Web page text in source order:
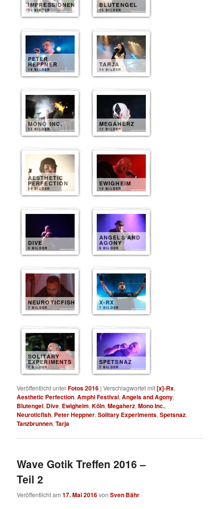
IMPRESSIONEN
15 BILDER
BLUTENGEL
15 BILDER
PETER
HEPPNER
14 BILDER
TARJA
14 BILDER
MONO INC.
12 BILDER
MEGAHERZ
11 BILDER
AESTHETIC
PERFECTION
10 BILDER
EWIGHEIM
10 BILDER
DIVE
8 BILDER
ANGELS AND
AGONY
8 BILDER
NEUROTICFISH
7 BILDER
X-RX
7 BILDER
SOLITARY
EXPERIMENTS
7 BILDER
SPETSNAZ
7 BILDER
Veröffentlicht unterFotos 2016 |Verschlagwortet mit[x]-Rx,
Aesthetic Perfection,Amphi Festival,Angels and Agony,
Blutengel, Dive, Ewigheim,Köln,Megaherz,Mono Inc.,
Neuroticfish, Peter Heppner,Solitary Experiments,Spetsnaz,
Tanzbrunnen,Tarja
Wave Gotik Treffen 2016 –
Teil 2
Veröffentlicht am17. Mai 2016vonSven Bähr